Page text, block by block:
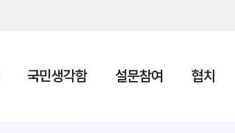
국민생각함 설문참여 협치